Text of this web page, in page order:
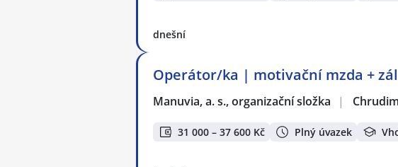
dnešní
Operátor/ka | motivační mzda +
Manuvia, a. s., organizační složka | Chrudim
31 000 – 37 600 Kč Plný úvazek